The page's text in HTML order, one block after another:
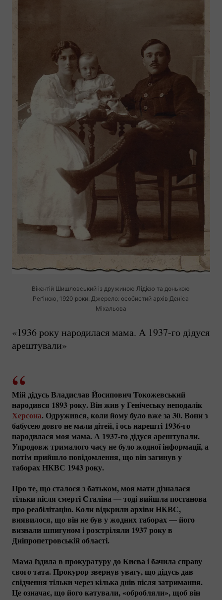
Вікєнтій Шишловський із дружиною Лідією та донькою
Реґіною, 1920 роки. Джерело: особистий архів Дєніса
Міхальова
«1936 року народилася мама. А 1937-го дідуся
арештували»
Мій дідусь Владислав Йосипович Токожевський
народився 1893 року. Він жив у Генічеську неподалік
Херсона. Одружився, коли йому було вже за 30. Вони з
бабусею довго не мали дітей, і ось нарешті 1936-го
народилася моя мама. А 1937-годідуся арештували.
Упродовж трималого часу не було жодної інформації, а
потім прийшло повідомлення, що він загинув у
таборах НКВС 1943 року.
Про те, що сталося з батьком, моя мати дізналася
тільки після смерті Сталіна — тоді вийшла постанова
про реабілітацію. Коли відкрили архіви НКВС,
виявилося, що він не був у жодних таборах — його
визнали шпигуном і розстріляли 1937 року в
Дніпропетровській області.
Мама їздила в прокуратуру до Києва і бачила справу
свого тата. Прокурор звернув увагу, що дідусь дав
свідчення тільки через кілька днів після затримання.
Це означає, що його катували, «обробляли», щоб він